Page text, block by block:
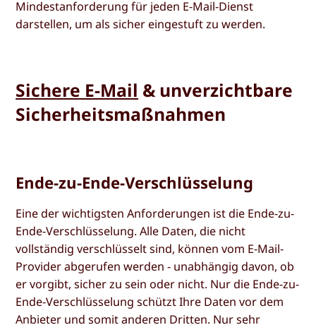
Mindestanforderung für jeden E-Mail-Dienst
darstellen, um als sicher eingestuft zu werden.
Sichere E-Mail & unverzichtbare
Sicherheitsmaßnahmen
Ende-zu-Ende-Verschlüsselung
Eine der wichtigsten Anforderungen ist die Ende-zu-
Ende-Verschlüsselung. Alle Daten, die nicht
vollständig verschlüsselt sind, können vom E-Mail-
Provider abgerufen werden - unabhängig davon, ob
er vorgibt, sicher zu sein oder nicht. Nur die Ende-zu-
Ende-Verschlüsselung schützt Ihre Daten vor dem
Anbieter und somit anderen Dritten. Nur sehr